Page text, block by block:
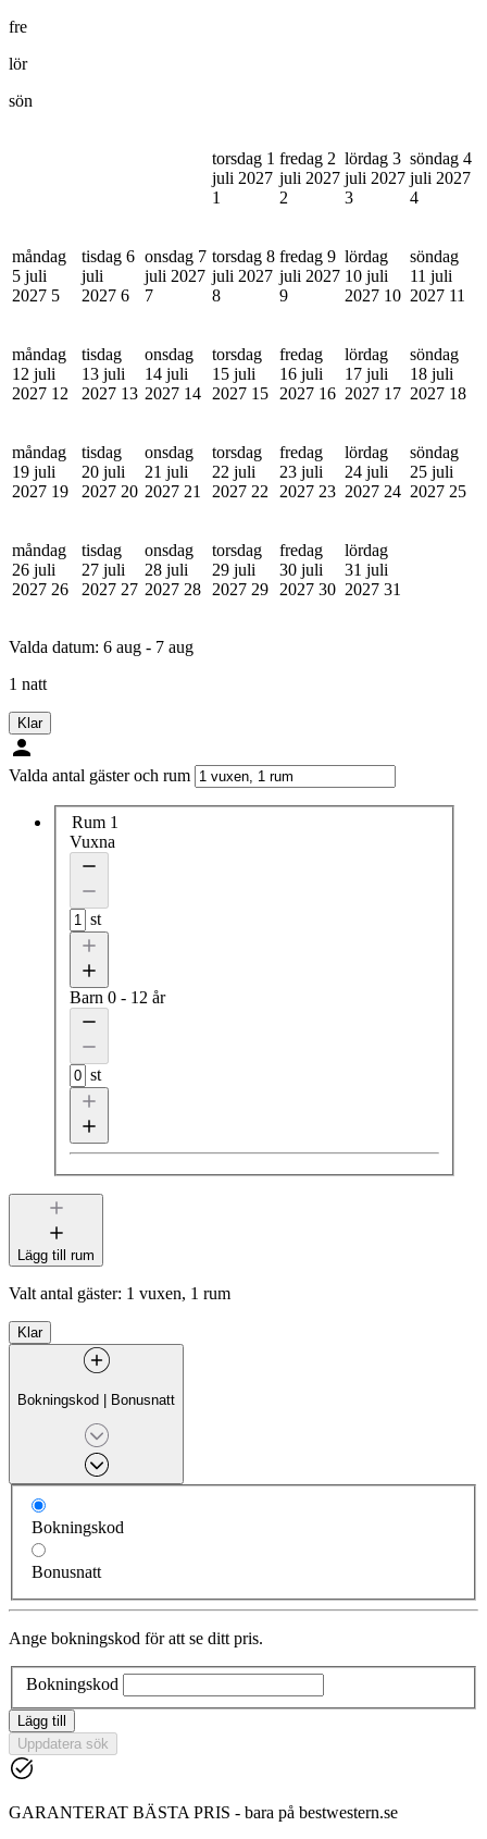
fre
lör
sön
torsdag 1
juli 2027
1
fredag 2
juli 2027
2
lördag 3
juli 2027
3
söndag 4
juli 2027
4
måndag
5 juli
2027 5
tisdag 6
juli
2027 6
onsdag 7
juli 2027
7
torsdag 8
juli 2027
8
fredag 9
juli 2027
9
lördag
10 juli
2027 10
söndag
11 juli
2027 11
måndag
12 juli
2027 12
tisdag
13 juli
2027 13
onsdag
14 juli
2027 14
torsdag
15 juli
2027 15
fredag
16 juli
2027 16
lördag
17 juli
2027 17
söndag
18 juli
2027 18
måndag
19 juli
2027 19
tisdag
20 juli
2027 20
onsdag
21 juli
2027 21
torsdag
22 juli
2027 22
fredag
23 juli
2027 23
lördag
24 juli
2027 24
söndag
25 juli
2027 25
måndag
26 juli
2027 26
tisdag
27 juli
2027 27
onsdag
28 juli
2027 28
torsdag
29 juli
2027 29
fredag
30 juli
2027 30
lördag
31 juli
2027 31
Valda datum: 6 aug - 7 aug
1 natt
Klar
Valda antal gäster och rum
Rum 1
Vuxna
st
Barn 0 - 12 år
st
Lägg till rum
Valt antal gäster: 1 vuxen, 1 rum
Klar
Bokningskod | Bonusnatt
Bokningskod
Bonusnatt
Ange bokningskod för att se ditt pris.
Bokningskod
Lägg till
Uppdatera sök
GARANTERAT BÄSTA PRIS - bara på bestwestern.se